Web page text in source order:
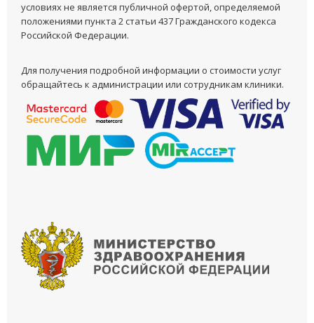
условиях не является публичной офертой, определяемой
положениями пункта 2 статьи 437 Гражданского кодекса
Российской Федерации.
Для получения подробной информации о стоимости услуг
обращайтесь к администрации или сотрудникам клиники.